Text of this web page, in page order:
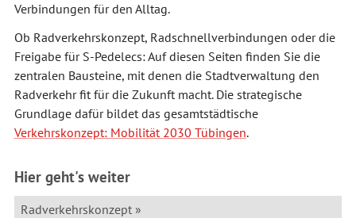
Verbindungen für den Alltag.
Ob Radverkehrskonzept, Radschnellverbindungen oder die
Freigabe für S-Pedelecs: Auf diesen Seiten finden Sie die
zentralen Bausteine, mit denen die Stadtverwaltung den
Radverkehr fit für die Zukunft macht. Die strategische
Grundlage dafür bildet das gesamtstädtische
Verkehrskonzept: Mobilität 2030 Tübingen.
Hier geht's weiter
Radverkehrskonzept